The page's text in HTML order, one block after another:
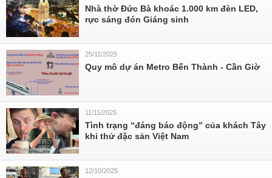
Nhà thờ Đức Bà khoác 1.000 km đèn LED,
rực sáng đón Giáng sinh
25/11/2025
Quy mô dự án Metro Bến Thành - Cần Giờ
11/11/2025
Tình trạng “đáng báo động” của khách Tây
khi thử đặc sản Việt Nam
12/10/2025